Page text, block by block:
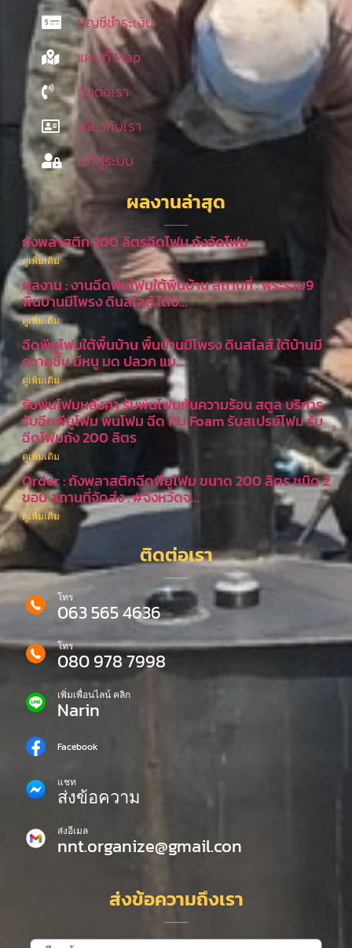
บัญชีชำระเงิน
แผนที่ Map
ติดต่อเรา
เกี่ยวกับเรา
เข้าสู่ระบบ
ผลงานล่าสุด
ถังพลาสติก 200 ลิตรฉีดโฟม ถังอัดโฟม
ดูเพิ่มเติม
ผลงาน : งานฉีดพียูโฟมใต้พื้นบ้าน สถานที่ : พระราม9
พื้นบ้านมีโพรง ดินสไลส์ ใต้บ้…
ดูเพิ่มเติม
ฉีดพียูโฟมใต้พื้นบ้าน พื้นบ้านมีโพรง ดินสไลส์ ใต้บ้านมี
ความชื้น มีหนู มด ปลวก แม…
ดูเพิ่มเติม
รับพ่นโฟมหลังคา รับพ่นโฟมกันความร้อน สตูล บริการ
รับฉีดพียูโฟม พ่นโฟม ฉีด PU Foam รับสเปรย์โฟม รับ
ฉีดโฟมถัง 200 ลิตร
ดูเพิ่มเติม
Order : ถังพลาสติกฉีดพียูโฟม ขนาด 200 ลิตร ชนิด 2
ขอบ สถานที่จัดส่ง : #จังหวัดจ…
ดูเพิ่มเติม
ติดต่อเรา
โทร
063 565 4636
โทร
080 978 7998
เพิ่มเพื่อนไลน์ คลิก
Narin
Facebook
แชท
ส่งข้อความ
ส่งอีเมล
nnt.organize@gmail.con
ส่งข้อความถึงเรา